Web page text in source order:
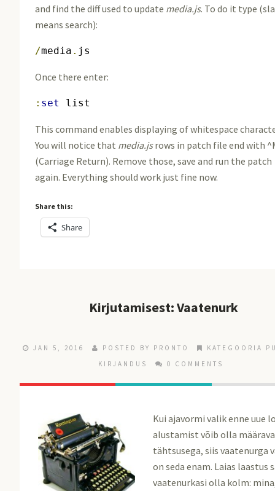
and find the diff used to update media.js. To do it type
means search):
/media . js
Once there enter:
: set list
This command enables displaying of whitespace
You will notice that media.jsrows in patch file end with
(Carriage Return). Remove those, save and run the patch
again. Everything should work just fine now.
Share this:
Share
Kirjutamisest: Vaatenurk
JAN 5, 2016 POSTED BY PRONTO
KATEGOORIA
KIRJANDUS
0 COMMENTS
Kui ajavormi valik enne uue
alustamist võib olla määrava
tähtsusega, siis vaatenurga
on seda enam. Laias laastus
vaatenurkasi olla kolm: